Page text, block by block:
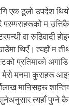
एक ठूलो उपदेश
म
वा रुढिवादी
थिएँ। त्यहाँ म
प्रतिमाको अगाडि
मेरो मनमा कुराहरू
मानिसहरू
त्यहाँ पुग्ने